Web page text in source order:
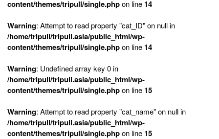
content/themes/tripull/single.phpon line 14
Warning: Attempt to read property "cat_ID" on null in
/home/tripull/tripull.asia/public_html/wp-
content/themes/tripull/single.phpon line 14
Warning: Undefined array key 0 in
/home/tripull/tripull.asia/public_html/wp-
content/themes/tripull/single.phpon line 15
Warning: Attempt to read property "cat_name" on null in
/home/tripull/tripull.asia/public_html/wp-
content/themes/tripull/single.phpon line 15